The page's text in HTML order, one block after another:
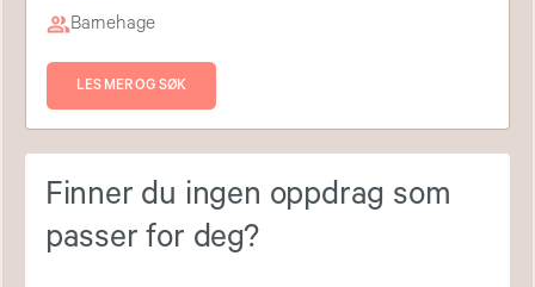
Barnehage
LES MER OG SØK
Finner du ingen oppdrag som
passer for deg?